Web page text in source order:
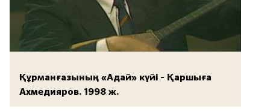
Құрманғазының «Адай» күйі - Қаршыға
Ахмедияров. 1998 ж.